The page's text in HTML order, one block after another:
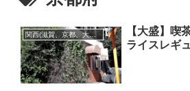
関西(滋賀、京都、大阪、奈良、和歌山、兵庫)
【大盛】
ライスレギ